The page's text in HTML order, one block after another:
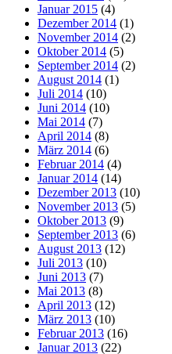
Januar 2015 (4)
Dezember 2014 (1)
November 2014 (2)
Oktober 2014 (5)
September 2014 (2)
August 2014 (1)
Juli 2014 (10)
Juni 2014 (10)
Mai 2014 (7)
April 2014 (8)
März 2014 (6)
Februar 2014 (4)
Januar 2014 (14)
Dezember 2013 (10)
November 2013 (5)
Oktober 2013 (9)
September 2013 (6)
August 2013 (12)
Juli 2013 (10)
Juni 2013 (7)
Mai 2013 (8)
April 2013 (12)
März 2013 (10)
Februar 2013 (16)
Januar 2013 (22)